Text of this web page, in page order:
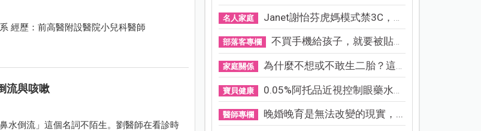
經歷：前高醫附設醫院小兒科醫師
流與咳嗽
水倒流」這個名詞不陌生。劉醫師在看診時
名人家庭 Janet謝怡芬虎媽模式禁3C，看...
部落客專欄 不買手機給孩子，就要被貼「...
家庭關係 為什麼不想或不敢生二胎？這8...
寶貝健康 0.05%阿托品近視控制眼藥水納...
醫師專欄 晚婚晚育是無法改變的現實，...